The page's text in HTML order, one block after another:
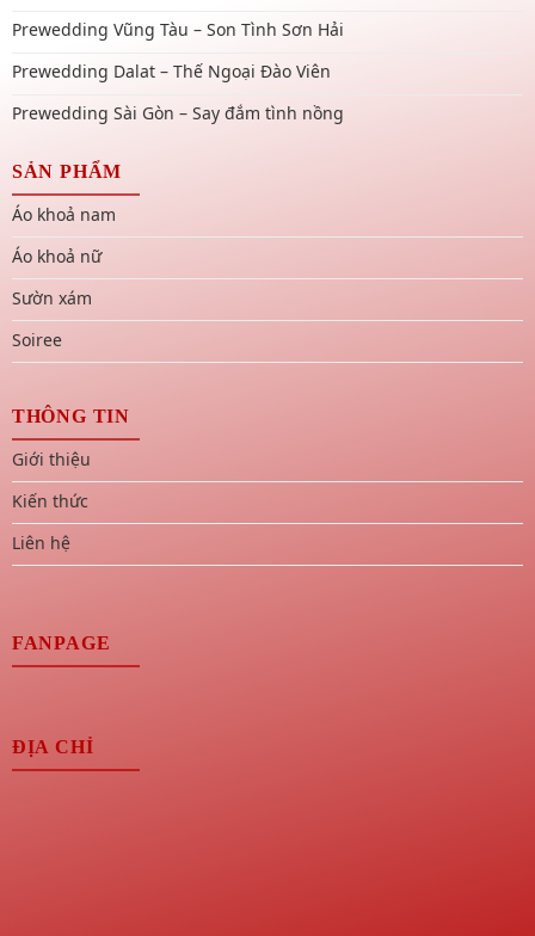
Prewedding Vũng Tàu – Son Tình Sơn Hải
Prewedding Dalat – Thế Ngoại Đào Viên
Prewedding Sài Gòn – Say đắm tình nồng
SẢN PHẨM
Áo khoả nam
Áo khoả nữ
Sườn xám
Soiree
THÔNG TIN
Giới thiệu
Kiến thức
Liên hệ
FANPAGE
ĐỊA CHỈ